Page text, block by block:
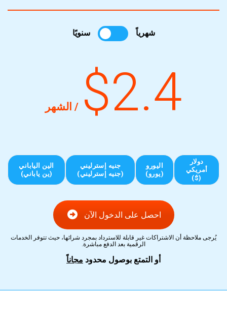
شهرياً سنويًا
$2.4 / الشهر
دولار
أمريكي
($)
اليورو
(يورو)
جنيه إسترليني
(جنيه إسترليني)
الين الياباني
(ين ياباني)
احصل على الدخول الآن
يُرجى ملاحظة أن الاشتراكات غير قابلة للاسترداد بمجرد شرائها، حيث تتوفر الخدمات
الرقمية بعد الدفع مباشرة.
أو التمتع بوصول محدود مجاناً